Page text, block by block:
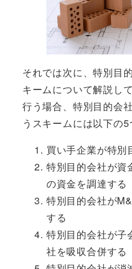
それでは次に、特別目
キームについて解説し
行う場合、特別目的会
うスキームには以下の5
買い手企業が特別
特別目的会社が資
の資金を調達する
特別目的会社が
する
特別目的会社が子
社を吸収合併する